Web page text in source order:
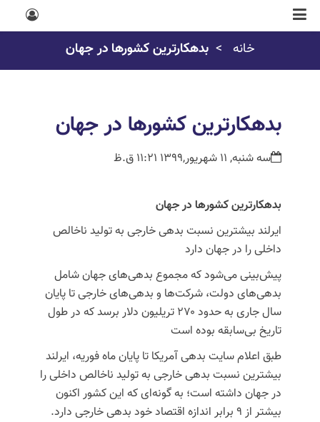
خانه بدهکارترین کشورها در جهان
بدهکارترین کشورها در جهان
سه شنبه, 11 شهریور,1399 11:21 ق.ظ
بدهکارترین کشورها در جهان
ایرلند بیشترین نسبت بدهی خارجی به تولید ناخالص
داخلی را در جهان دارد
پیش‌بینی می‌شود که مجموع بدهی‌های جهان شامل
بدهی‌های دولت، شرکت‌ها و بدهی‌های خارجی تا پایان
سال جاری به حدود ۲۷۰ تریلیون دلار برسد که در طول
تاریخ بی‌سابقه بوده است
طبق اعلام سایت بدهی آمریکا تا پایان ماه فوریه، ایرلند
بیشترین نسبت بدهی خارجی به تولید ناخالص داخلی را
در جهان داشته است؛ به گونه‌ای که این کشور اکنون
بیشتر از ۹ برابر اندازه اقتصاد خود بدهی خارجی دارد.